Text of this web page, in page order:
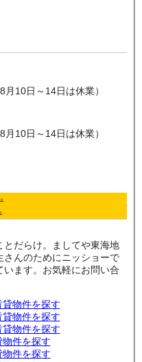
10日～14日は休業）
10日～14日は休業）
せ
だらけ。ましてや東海地
んのためにニッショーで
ます。お気軽にお問い合
物件を探す
物件を探す
物件を探す
件を探す
件を探す